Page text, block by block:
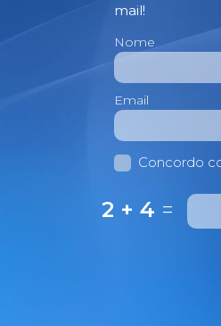
mail!
Nome
Email
Concordo
2 + 4 =